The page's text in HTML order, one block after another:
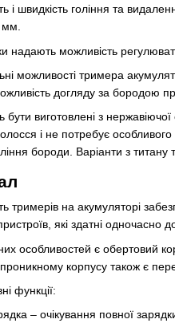
і швидкість гоління та
надають можливість
можливості тримера
догляду за бородою
бути виготовлені з
і не потребує
бороди. Варіанти з титану
тримерів на акумуляторі
які здатні одночасно
особливостей є обертовий
корпусу також є
функції:
– очікування повної